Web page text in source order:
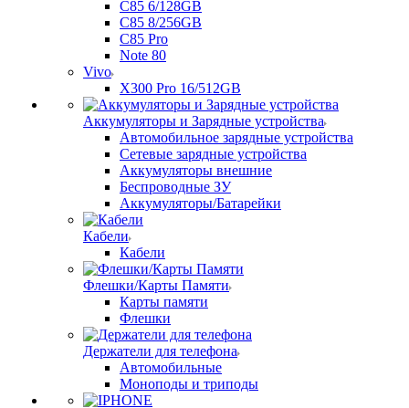
C85 6/128GB
C85 8/256GB
C85 Pro
Note 80
Vivo
X300 Pro 16/512GB
Аккумуляторы и Зарядные устройства
Автомобильное зарядные устройства
Сетевые зарядные устройства
Аккумуляторы внешние
Беспроводные ЗУ
Аккумуляторы/Батарейки
Кабели
Кабели
Флешки/Карты Памяти
Карты памяти
Флешки
Держатели для телефона
Автомобильные
Моноподы и триподы